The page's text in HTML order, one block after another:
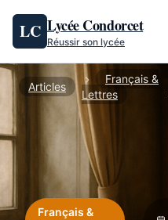
Aller au contenu
LC Lycée Condorcet
Réussir son lycée
Articles
Français &
Lettres
Français &